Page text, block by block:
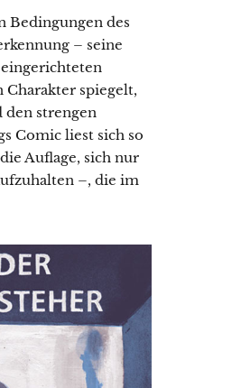
Bedingungen des
– seine
spiegelt,
den strengen
Comic liest sich so
Auflage, sich nur
–, die im